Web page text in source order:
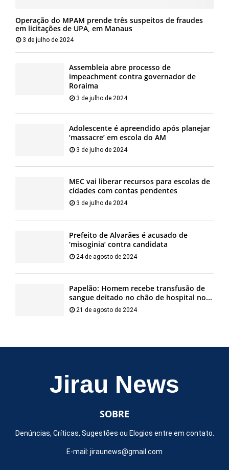
Operação do MPAM prende três suspeitos de fraudes
em licitações de UPA, em Manaus
3 de julho de 2024
Assembleia abre processo de
impeachment contra governador de
Roraima
3 de julho de 2024
Adolescente é apreendido após planejar
‘massacre’ em escola do AM
3 de julho de 2024
MEC vai liberar recursos para escolas de
cidades com contas pendentes
3 de julho de 2024
Prefeito de Alvarães é acusado de
‘misoginia’ contra candidata
24 de agosto de 2024
Papelão: Homem recebe transfusão de
sangue deitado no chão de hospital no...
21 de agosto de 2024
Jirau News
SOBRE
Denúncias, Críticas, Sugestões ou Elogios entre em contato.
E-mail: jiraunews@gmail.com